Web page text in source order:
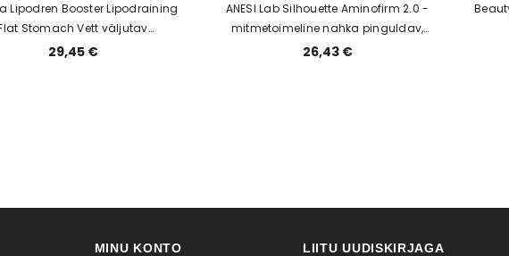
Lipodren Booster Lipodraining
Stomach Vett väljutav
kõhupiirkonnale 100ml
29,45 €
ANESI Lab Silhouette Aminofirm 2.0 -
mitmetoimeline nahka pinguldav,
dreneeriv ja venitusarme korrigeeriv
26,43 €
MINU KONTO LIITU UUDISKIRJAGA